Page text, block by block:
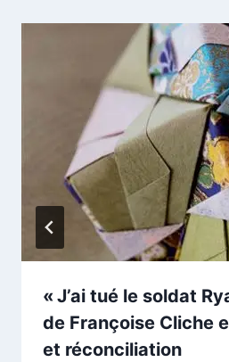
« J’ai tué le soldat
de Françoise Cliche
et réconciliation